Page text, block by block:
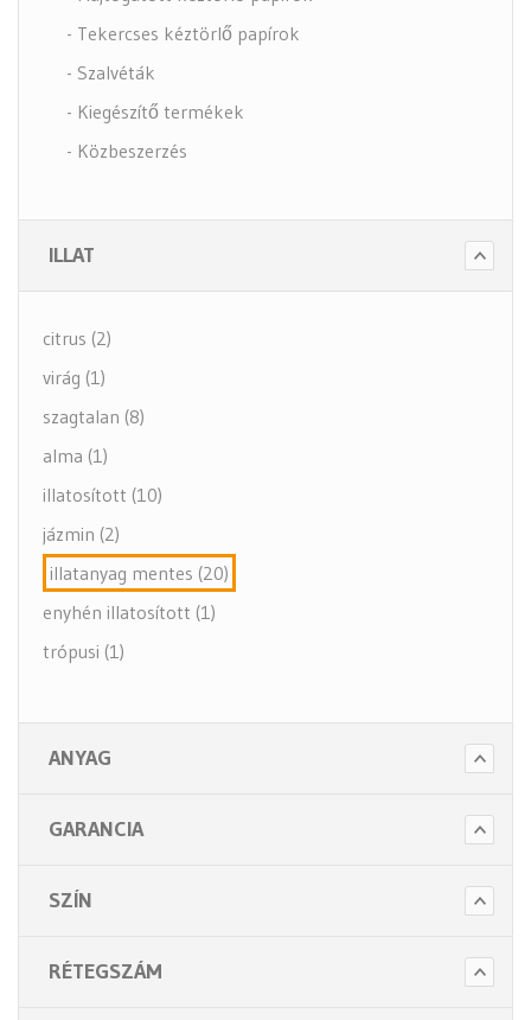
- Tekercses kéztörlő papírok
- Szalvéták
- Kiegészítő termékek
- Közbeszerzés
- Törlő és tisztító papírok
- Hulladék gyűjtők
- Intim betét gyűjtők
- Beteg ápolás
- Toalett papírok
Kiegészítők (5 alkategória)
ILLAT
citrus (2)
virág (1)
szagtalan (8)
alma (1)
illatosított (10)
jázmin (2)
illatanyag mentes (20)
enyhén illatosított (1)
trópusi (1)
ANYAG
GARANCIA
SZÍN
RÉTEGSZÁM